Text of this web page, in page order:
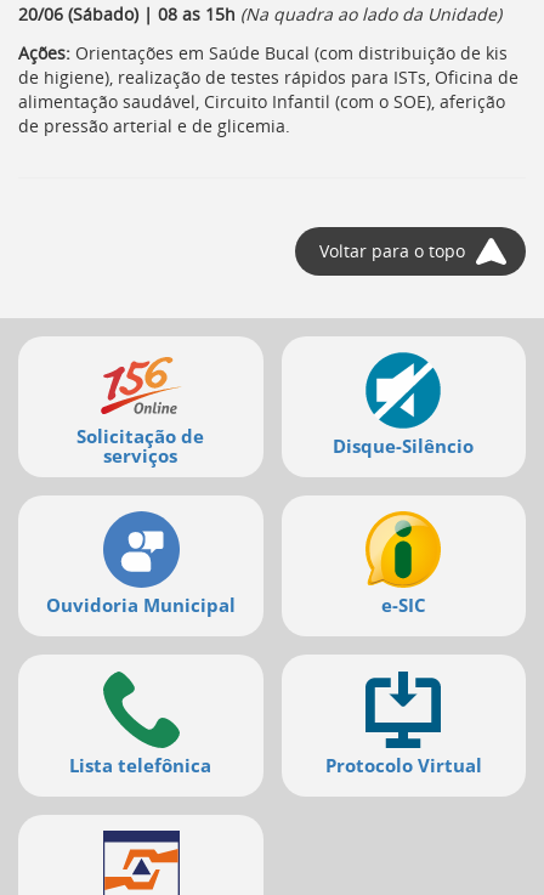
20/06 (Sábado) | 08 as 15h (Na quadra ao lado da Unidade)
Ações: Orientações em Saúde Bucal (com distribuição de kis
de higiene), realização de testes rápidos para ISTs, Oficina de
alimentação saudável, Circuito Infantil (com o SOE), aferição
de pressão arterial e de glicemia.
Voltar para o topo
Mais
serviços
Solicitação de
serviços
Disque-Silêncio
Ouvidoria Municipal e-SIC
Lista telefônica Protocolo Virtual